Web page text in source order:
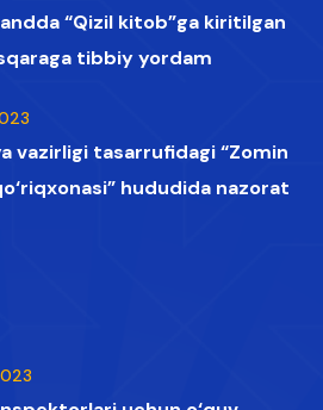
“Qizil kitob”ga kiritilgan
tibbiy yordam
vazirligi tasarrufidagi “Zomin
hududida nazorat